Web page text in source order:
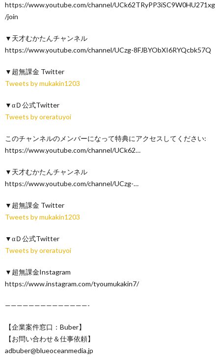
https://www.youtube.com/channel/UCk62TRyPP3iSC9W0HU271xg
/join
▼天才むかたんチャンネル
https://www.youtube.com/channel/UCzg-8FJBYObXI6RYQcbk57Q
▼超無課金 Twitter
Tweets by mukakin1203
▼αＤ公式Twitter
Tweets by oreratuyoi
このチャンネルのメンバーになって特典にアクセスしてください:
https://www.youtube.com/channel/UCk62…
▼天才むかたんチャンネル
https://www.youtube.com/channel/UCzg-…
▼超無課金 Twitter
Tweets by mukakin1203
▼αＤ公式Twitter
Tweets by oreratuyoi
▼超無課金Instagram
https://www.instagram.com/tyoumukakin7/
——————————————-
【企業案件窓口：Buber】
【お問い合わせ＆仕事依頼】
adbuber@blueoceanmedia.jp